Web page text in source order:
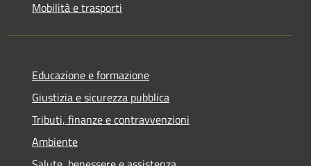
Mobilità e trasporti
Educazione e formazione
Giustizia e sicurezza pubblica
Tributi, finanze e contravvenzioni
Ambiente